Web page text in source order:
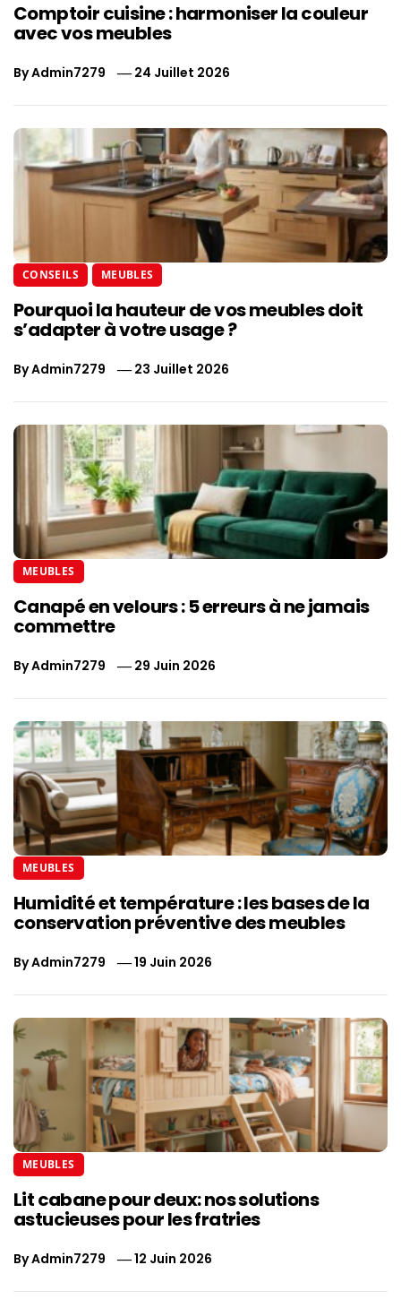
Comptoir cuisine : harmoniser la couleur
avec vos meubles
ByAdmin7279 24 Juillet 2026
CONSEILS MEUBLES
Pourquoi la hauteur de vos meubles doit
s’adapter à votre usage ?
ByAdmin7279 23 Juillet 2026
MEUBLES
Canapé en velours : 5 erreurs à ne jamais
commettre
ByAdmin7279 29 Juin 2026
MEUBLES
Humidité et température : les bases de la
conservation préventive des meubles
ByAdmin7279 19 Juin 2026
MEUBLES
Lit cabane pour deux: nos solutions
astucieuses pour les fratries
ByAdmin7279 12 Juin 2026